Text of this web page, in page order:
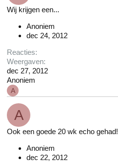
Wij krijgen een...
Anoniem
dec 24, 2012
Reacties
Weergaven
dec 27, 2012
Anoniem
A
A
Ook een goede 20 wk echo gehad!
Anoniem
dec 22, 2012